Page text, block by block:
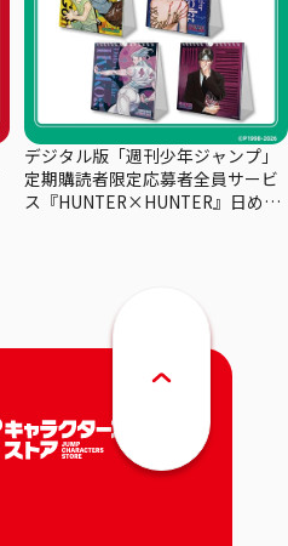
デジタル版「週刊少年ジャンプ」
定期購読者限定応募者全員サービ
ス『HUNTER×HUNTER』日めく